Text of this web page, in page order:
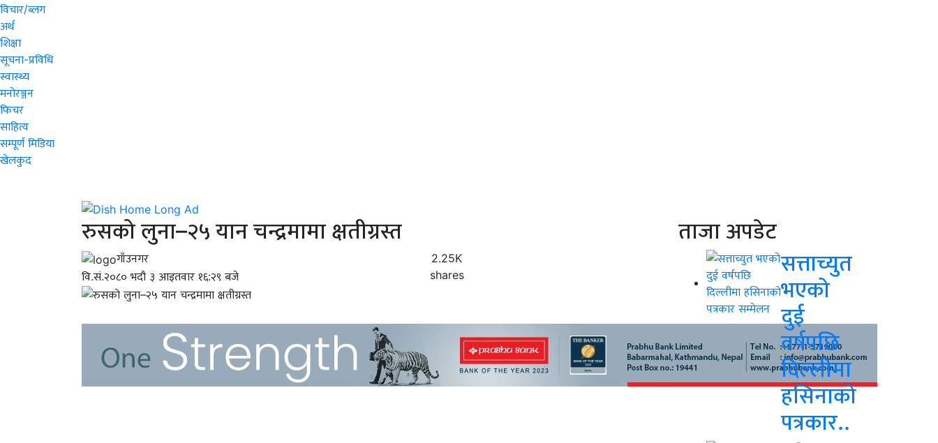
विचार/ब्लग
अर्थ
शिक्षा
सूचना-प्रविधि
स्वास्थ्य
मनोरञ्जन
फिचर
साहित्य
सम्पूर्ण मिडिया
खेलकुद
रुसको लुना–२५ यान चन्द्रमामा क्षतीग्रस्त
गाँउनगर
वि.सं.२०८० भदौ ३ आइतवार १६:२९ बजे
2.25K
shares
ताजा अपडेट
सत्ताच्युत
भएको
दुई
वर्षपछि
दिल्लीमा
हसिनाको
पत्रकार..